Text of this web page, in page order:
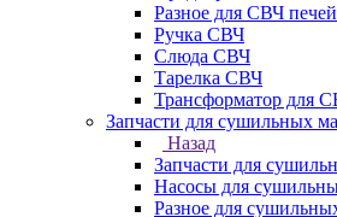
Разное для СВЧ печей
Ручка СВЧ
Слюда СВЧ
Тарелка СВЧ
Трансформатор для
Запчасти для сушильных
Назад
Запчасти для
Насосы для
Разное для